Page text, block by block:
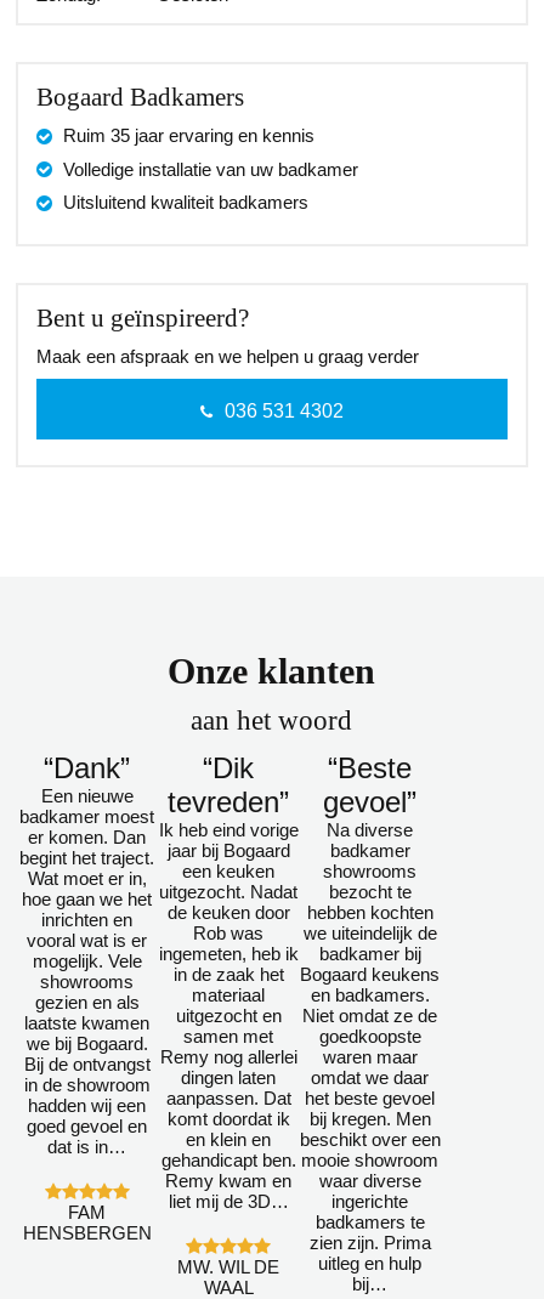
Bogaard Badkamers
Ruim 35 jaar ervaring en kennis
Volledige installatie van uw badkamer
Uitsluitend kwaliteit badkamers
Bent u geïnspireerd?
Maak een afspraak en we helpen u graag verder
036 531 4302
Onze klanten
aan het woord
“Dank”
Een nieuwe
badkamer moest
er komen. Dan
begint het traject.
Wat moet er in,
hoe gaan we het
inrichten en
vooral wat is er
mogelijk. Vele
showrooms
gezien en als
laatste kwamen
we bij Bogaard.
Bij de ontvangst
in de showroom
hadden wij een
goed gevoel en
dat is in…
FAM
HENSBERGEN
“Dik
tevreden”
Ik heb eind vorige
jaar bij Bogaard
een keuken
uitgezocht. Nadat
de keuken door
Rob was
ingemeten, heb ik
in de zaak het
materiaal
uitgezocht en
samen met
Remy nog allerlei
dingen laten
aanpassen. Dat
komt doordat ik
en klein en
gehandicapt ben.
Remy kwam en
liet mij de 3D…
MW. WIL DE
WAAL
“Beste
gevoel”
Na diverse
badkamer
showrooms
bezocht te
hebben kochten
we uiteindelijk de
badkamer bij
Bogaard keukens
en badkamers.
Niet omdat ze de
goedkoopste
waren maar
omdat we daar
het beste gevoel
bij kregen. Men
beschikt over een
mooie showroom
waar diverse
ingerichte
badkamers te
zien zijn. Prima
uitleg en hulp
bij…